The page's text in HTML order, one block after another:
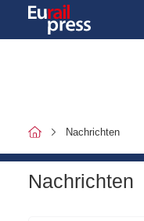
Nachrichten
Nachrichten